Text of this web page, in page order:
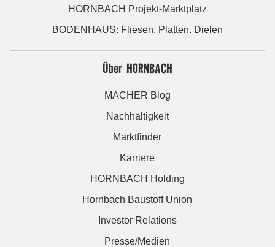
HORNBACH Projekt-Marktplatz
BODENHAUS: Fliesen. Platten. Dielen
Über HORNBACH
MACHER Blog
Nachhaltigkeit
Marktfinder
Karriere
HORNBACH Holding
Hornbach Baustoff Union
Investor Relations
Presse/Medien